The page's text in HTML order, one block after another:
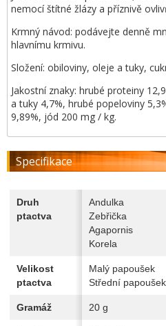
nemocí štítné žlázy a příznivě
Krmný návod: podávejte denně
hlavnímu krmivu.
Složení: obiloviny, oleje a tuky,
Jakostní znaky: hrubé proteiny
a tuky 4,7%, hrubé popeloviny
9,89%, jód 200 mg / kg.
Specifikace
Druh
ptactva
Andulka
Zebřička
Agapornis
Korela
Velikost
ptactva
Malý papoušek
Střední papoušek
Gramáž 20 g